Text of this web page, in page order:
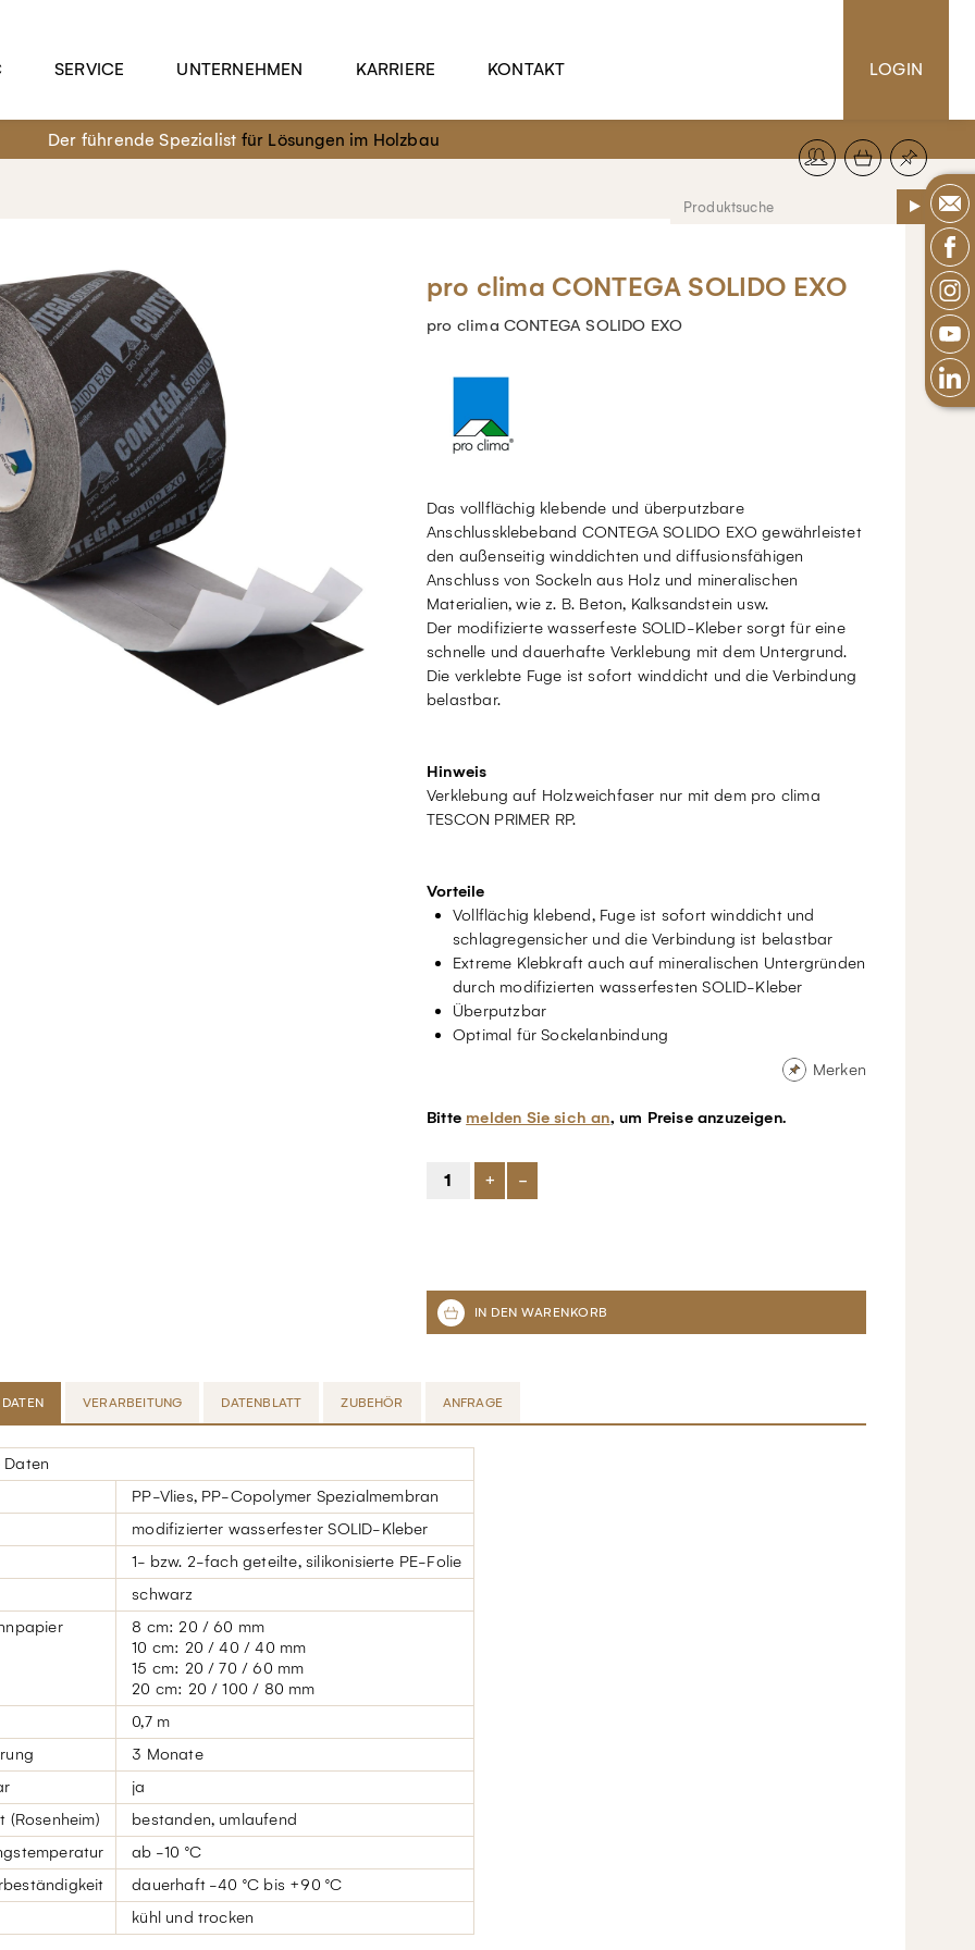
SERVICE UNTERNEHMEN KARRIERE KONTAKT LOGIN
Der führende Spezialist für Lösungen im Holzbau
pro clima CONTEGA SOLIDO EXO
pro clima CONTEGA SOLIDO EXO
Das vollflächig klebende und überputzbare
Anschlussklebeband CONTEGA SOLIDO EXO gewährleistet
den außenseitig winddichten und diffusionsfähigen
Anschluss von Sockeln aus Holz und mineralischen
Materialien, wie z. B. Beton, Kalksandstein usw.
Der modifizierte wasserfeste SOLID-Kleber sorgt für eine
schnelle und dauerhafte Verklebung mit dem Untergrund.
Die verklebte Fuge ist sofort winddicht und die Verbindung
belastbar.
Hinweis
Verklebung auf Holzweichfaser nur mit dem pro clima
TESCON PRIMER RP.
Vorteile
Vollflächig klebend, Fuge ist sofort winddicht und
schlagregensicher und die Verbindung ist belastbar
Extreme Klebkraft auch auf mineralischen Untergründen
durch modifizierten wasserfesten SOLID-Kleber
Überputzbar
Optimal für Sockelanbindung
Merken
Bitte melden Sie sich an, um Preise anzuzeigen.
+ -
VERARBEITUNG DATENBLATT ZUBEHÖR ANFRAGE
Daten
PP-Vlies, PP-Copolymer Spezialmembran
modifizierter wasserfester SOLID-Kleber
1- bzw. 2-fach geteilte, silikonisierte PE-Folie
schwarz
8 cm: 20 / 60 mm
10 cm: 20 / 40 / 40 mm
15 cm: 20 / 70 / 60 mm
20 cm: 20 / 100 / 80 mm
0,7 m
3 Monate
ja
(Rosenheim)
bestanden, umlaufend
ab -10 °C
dauerhaft -40 °C bis +90 °C
kühl und trocken